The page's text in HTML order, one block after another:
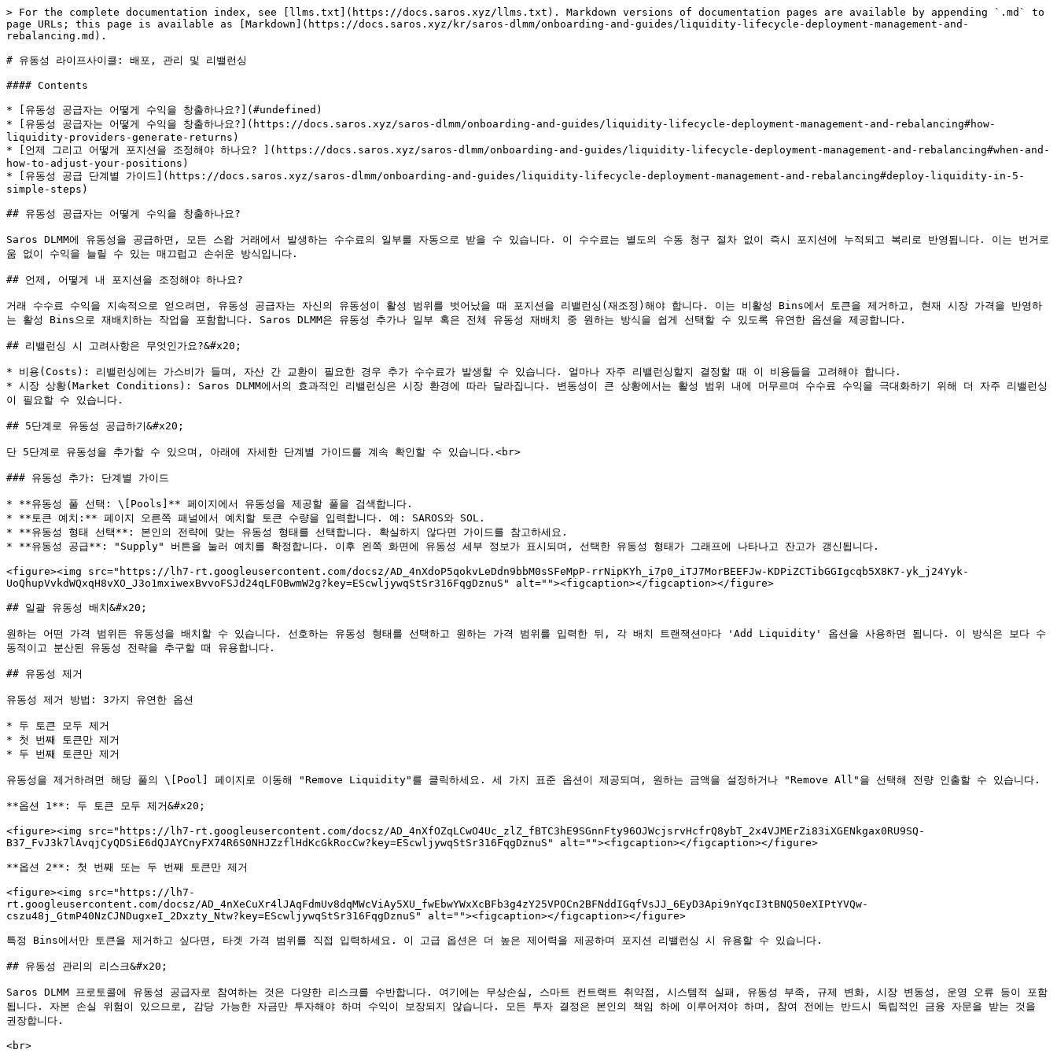
> For the complete documentation index, see [llms.txt](https://docs.saros.xyz/llms.txt). Markdown versions of documentation pages are available by appending `.md` to
page URLs; this page is available as [Markdown](https://docs.saros.xyz/kr/saros-dlmm/onboarding-and-guides/liquidity-lifecycle-deployment-management-and-
rebalancing.md).
# 유동성 라이프사이클: 배포, 관리 및 리밸런싱
#### Contents
* [유동성 공급자는 어떻게 수익을 창출하나요?](#undefined)
* [유동성 공급자는 어떻게 수익을 창출하나요?](https://docs.saros.xyz/saros-dlmm/onboarding-and-guides/liquidity-lifecycle-deployment-management-and-rebalancing#how-
liquidity-providers-generate-returns)
* [언제 그리고 어떻게 포지션을 조정해야 하나요? ](https://docs.saros.xyz/saros-dlmm/onboarding-and-guides/liquidity-lifecycle-deployment-management-and-rebalancing#when-and-
how-to-adjust-your-positions)
* [유동성 공급 단계별 가이드](https://docs.saros.xyz/saros-dlmm/onboarding-and-guides/liquidity-lifecycle-deployment-management-and-rebalancing#deploy-liquidity-in-5-
simple-steps)
## 유동성 공급자는 어떻게 수익을 창출하나요?
Saros DLMM에 유동성을 공급하면, 모든 스왑 거래에서 발생하는 수수료의 일부를 자동으로 받을 수 있습니다. 이 수수료는 별도의 수동 청구 절차 없이 즉시 포지션에 누적되고 복리로 반영됩니다. 이는 번거로
움 없이 수익을 늘릴 수 있는 매끄럽고 손쉬운 방식입니다.
## 언제, 어떻게 내 포지션을 조정해야 하나요?
거래 수수료 수익을 지속적으로 얻으려면, 유동성 공급자는 자신의 유동성이 활성 범위를 벗어났을 때 포지션을 리밸런싱(재조정)해야 합니다. 이는 비활성 Bins에서 토큰을 제거하고, 현재 시장 가격을 반영하
는 활성 Bins으로 재배치하는 작업을 포함합니다. Saros DLMM은 유동성 추가나 일부 혹은 전체 유동성 재배치 중 원하는 방식을 쉽게 선택할 수 있도록 유연한 옵션을 제공합니다.
## 리밸런싱 시 고려사항은 무엇인가요?&#x20;
* 비용(Costs): 리밸런싱에는 가스비가 들며, 자산 간 교환이 필요한 경우 추가 수수료가 발생할 수 있습니다. 얼마나 자주 리밸런싱할지 결정할 때 이 비용들을 고려해야 합니다.
* 시장 상황(Market Conditions): Saros DLMM에서의 효과적인 리밸런싱은 시장 환경에 따라 달라집니다. 변동성이 큰 상황에서는 활성 범위 내에 머무르며 수수료 수익을 극대화하기 위해 더 자주 리밸런싱
이 필요할 수 있습니다.
## 5단계로 유동성 공급하기&#x20;
단 5단계로 유동성을 추가할 수 있으며, 아래에 자세한 단계별 가이드를 계속 확인할 수 있습니다.<br>
### 유동성 추가: 단계별 가이드
* **유동성 풀 선택: \[Pools]** 페이지에서 유동성을 제공할 풀을 검색합니다.
* **토큰 예치:** 페이지 오른쪽 패널에서 예치할 토큰 수량을 입력합니다. 예: SAROS와 SOL.
* **유동성 형태 선택**: 본인의 전략에 맞는 유동성 형태를 선택합니다. 확실하지 않다면 가이드를 참고하세요.
* **유동성 공급**: "Supply" 버튼을 눌러 예치를 확정합니다. 이후 왼쪽 화면에 유동성 세부 정보가 표시되며, 선택한 유동성 형태가 그래프에 나타나고 잔고가 갱신됩니다.
<figure><img src="https://lh7-rt.googleusercontent.com/docsz/AD_4nXdoP5qokvLeDdn9bbM0sSFeMpP-rrNipKYh_i7p0_iTJ7MorBEEFJw-KDPiZCTibGGIgcqb5X8K7-yk_j24Yyk-
UoQhupVvkdWQxqH8vXO_J3o1mxiwexBvvoFSJd24qLFOBwmW2g?key=EScwljywqStSr316FqgDznuS" alt=""><figcaption></figcaption></figure>
## 일괄 유동성 배치&#x20;
원하는 어떤 가격 범위든 유동성을 배치할 수 있습니다. 선호하는 유동성 형태를 선택하고 원하는 가격 범위를 입력한 뒤, 각 배치 트랜잭션마다 'Add Liquidity' 옵션을 사용하면 됩니다. 이 방식은 보다 수
동적이고 분산된 유동성 전략을 추구할 때 유용합니다.
## 유동성 제거
유동성 제거 방법: 3가지 유연한 옵션
* 두 토큰 모두 제거
* 첫 번째 토큰만 제거
* 두 번째 토큰만 제거
유동성을 제거하려면 해당 풀의 \[Pool] 페이지로 이동해 "Remove Liquidity"를 클릭하세요. 세 가지 표준 옵션이 제공되며, 원하는 금액을 설정하거나 "Remove All"을 선택해 전량 인출할 수 있습니다.
**옵션 1**: 두 토큰 모두 제거&#x20;
<figure><img src="https://lh7-rt.googleusercontent.com/docsz/AD_4nXfOZqLCwO4Uc_zlZ_fBTC3hE9SGnnFty96OJWcjsrvHcfrQ8ybT_2x4VJMErZi83iXGENkgax0RU9SQ-
B37_FvJ3k7lAvqjCyQDSiE6dQJAYCnyFX74R6S0NHJZzflHdKcGkRocCw?key=EScwljywqStSr316FqgDznuS" alt=""><figcaption></figcaption></figure>
**옵션 2**: 첫 번째 또는 두 번째 토큰만 제거
<figure><img src="https://lh7-
rt.googleusercontent.com/docsz/AD_4nXeCuXr4lJAqFdmUv8dqMWcViAy5XU_fwEbwYWxXcBFb3g4zY25VPOCn2BFNddIGqfVsJJ_6EyD3Api9nYqcI3tBNQ50eXIPtYVQw-
cszu48j_GtmP40NzCJNDugxeI_2Dxzty_Ntw?key=EScwljywqStSr316FqgDznuS" alt=""><figcaption></figcaption></figure>
특정 Bins에서만 토큰을 제거하고 싶다면, 타겟 가격 범위를 직접 입력하세요. 이 고급 옵션은 더 높은 제어력을 제공하며 포지션 리밸런싱 시 유용할 수 있습니다.
## 유동성 관리의 리스크&#x20;
Saros DLMM 프로토콜에 유동성 공급자로 참여하는 것은 다양한 리스크를 수반합니다. 여기에는 무상손실, 스마트 컨트랙트 취약점, 시스템적 실패, 유동성 부족, 규제 변화, 시장 변동성, 운영 오류 등이 포함
됩니다. 자본 손실 위험이 있으므로, 감당 가능한 자금만 투자해야 하며 수익이 보장되지 않습니다. 모든 투자 결정은 본인의 책임 하에 이루어져야 하며, 참여 전에는 반드시 독립적인 금융 자문을 받는 것을
권장합니다.